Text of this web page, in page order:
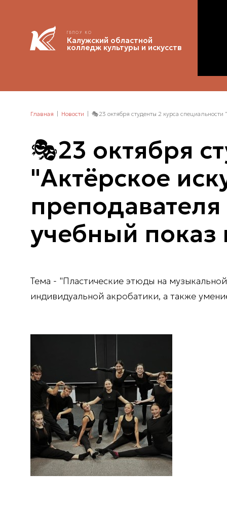
ГБПОУ КО
Калужский областной
колледж культуры и искусств
Главная Новости 🎭23 октября студенты 2 курса
🎭23 октября
"Актёрское
учебный
Тема - "Пластические этюды на
индивидуальной акробатики, а также